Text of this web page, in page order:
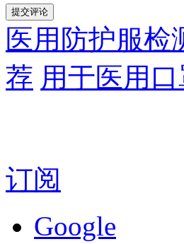
医用防护服检
荐 用于医用
订阅
Google